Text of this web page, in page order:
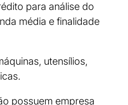
para análise do
média e finalidade
utensílios,
possuem empresa